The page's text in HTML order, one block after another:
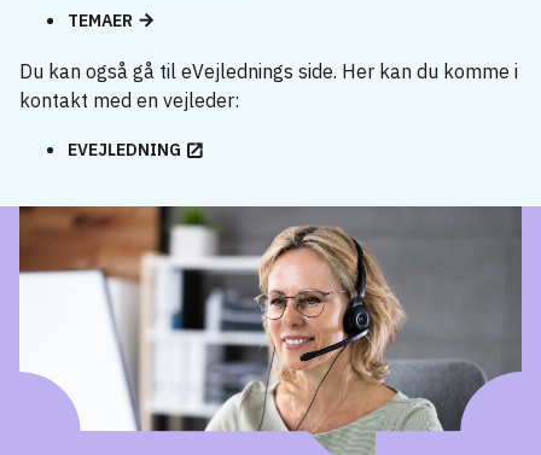
TEMAER
Du kan også gå til eVejlednings side. Her kan du komme i
kontakt med en vejleder:
EVEJLEDNING